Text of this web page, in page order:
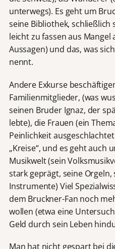
unterwegs). Es geht um
seine Bibliothek,
leicht zu fassen aus
Aussagen) und das, was
nennt.
Andere Exkurse
Familienmitglieder, (was
seinen Bruder Ignaz, der
lebte), die Frauen (ein
Peinlichkeit
„Kreise“, und es geht auch
Musikwelt (sein
stark geprägt, seine
Instrumente) Viel
dem Bruckner-Fan noch
wollen (etwa eine
Geld durch sein Leben
Man hat nicht gespart bei